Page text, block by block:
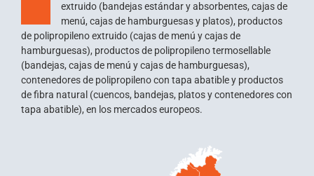
extruido (bandejas estándar y absorbentes, cajas de
menú, cajas de hamburguesas y platos), productos
de polipropileno extruido (cajas de menú y cajas de
hamburguesas), productos de polipropileno termosellable
(bandejas, cajas de menú y cajas de hamburguesas),
contenedores de polipropileno con tapa abatible y productos
de fibra natural (cuencos, bandejas, platos y contenedores con
tapa abatible), en los mercados europeos.